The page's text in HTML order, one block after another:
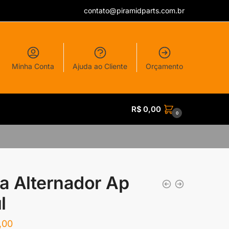
contato@piramidparts.com.br
Minha Conta Ajuda ao Cliente Orçamento
R$ 0,00 0
Alternador Ap